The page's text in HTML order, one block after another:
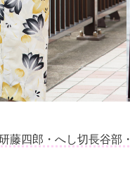
藤四郎・へし切長谷部